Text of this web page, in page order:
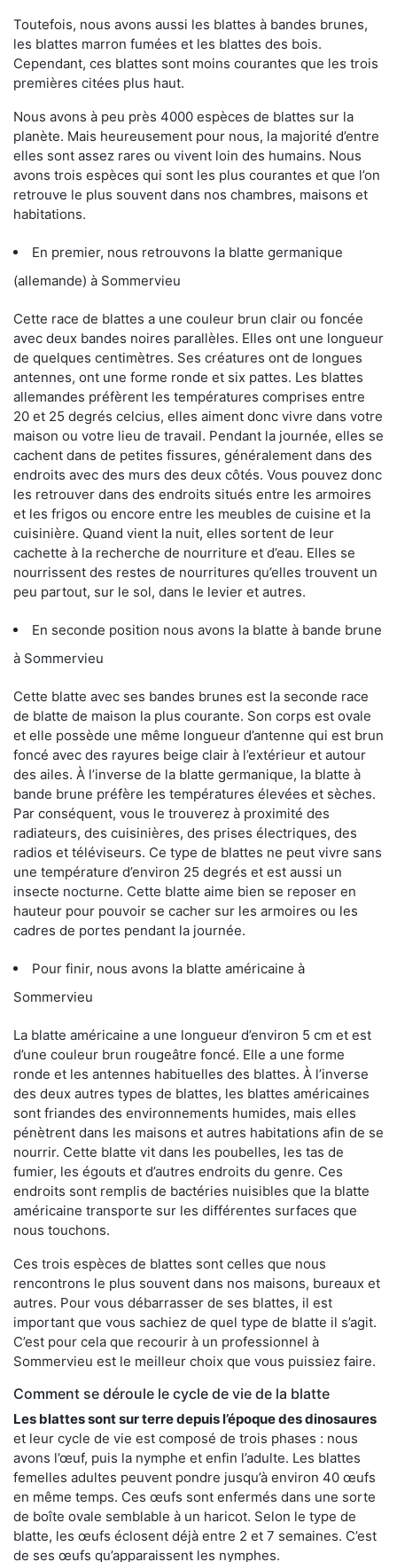
Toutefois, nous avons aussi les blattes à bandes brunes,
les blattes marron fumées et les blattes des bois.
Cependant, ces blattes sont moins courantes que les trois
premières citées plus haut.
Nous avons à peu près 4000 espèces de blattes sur la
planète. Mais heureusement pour nous, la majorité d’entre
elles sont assez rares ou vivent loin des humains. Nous
avons trois espèces qui sont les plus courantes et que l’on
retrouve le plus souvent dans nos chambres, maisons et
habitations.
En premier, nous retrouvons la blatte germanique
(allemande) à Sommervieu
Cette race de blattes a une couleur brun clair ou foncée
avec deux bandes noires parallèles. Elles ont une longueur
de quelques centimètres. Ses créatures ont de longues
antennes, ont une forme ronde et six pattes. Les blattes
allemandes préfèrent les températures comprises entre
20 et 25 degrés celcius, elles aiment donc vivre dans votre
maison ou votre lieu de travail. Pendant la journée, elles se
cachent dans de petites fissures, généralement dans des
endroits avec des murs des deux côtés. Vous pouvez donc
les retrouver dans des endroits situés entre les armoires
et les frigos ou encore entre les meubles de cuisine et la
cuisinière. Quand vient la nuit, elles sortent de leur
cachette à la recherche de nourriture et d’eau. Elles se
nourrissent des restes de nourritures qu’elles trouvent un
peu partout, sur le sol, dans le levier et autres.
En seconde position nous avons la blatte à bande brune
à Sommervieu
Cette blatte avec ses bandes brunes est la seconde race
de blatte de maison la plus courante. Son corps est ovale
et elle possède une même longueur d’antenne qui est brun
foncé avec des rayures beige clair à l’extérieur et autour
des ailes. À l’inverse de la blatte germanique, la blatte à
bande brune préfère les températures élevées et sèches.
Par conséquent, vous le trouverez à proximité des
radiateurs, des cuisinières, des prises électriques, des
radios et téléviseurs. Ce type de blattes ne peut vivre sans
une température d’environ 25 degrés et est aussi un
insecte nocturne. Cette blatte aime bien se reposer en
hauteur pour pouvoir se cacher sur les armoires ou les
cadres de portes pendant la journée.
Pour finir, nous avons la blatte américaine à
Sommervieu
La blatte américaine a une longueur d’environ 5 cm et est
d’une couleur brun rougeâtre foncé. Elle a une forme
ronde et les antennes habituelles des blattes. À l’inverse
des deux autres types de blattes, les blattes américaines
sont friandes des environnements humides, mais elles
pénètrent dans les maisons et autres habitations afin de se
nourrir. Cette blatte vit dans les poubelles, les tas de
fumier, les égouts et d’autres endroits du genre. Ces
endroits sont remplis de bactéries nuisibles que la blatte
américaine transporte sur les différentes surfaces que
nous touchons.
Ces trois espèces de blattes sont celles que nous
rencontrons le plus souvent dans nos maisons, bureaux et
autres. Pour vous débarrasser de ses blattes, il est
important que vous sachiez de quel type de blatte il s’agit.
C’est pour cela que recourir à un professionnel à
Sommervieu est le meilleur choix que vous puissiez faire.
Comment se déroule le cycle de vie de la blatte
Les blattes sont sur terre depuis l’époque des dinosaures
et leur cycle de vie est composé de trois phases : nous
avons l’œuf, puis la nymphe et enfin l’adulte. Les blattes
femelles adultes peuvent pondre jusqu’à environ 40 œufs
en même temps. Ces œufs sont enfermés dans une sorte
de boîte ovale semblable à un haricot. Selon le type de
blatte, les œufs éclosent déjà entre 2 et 7 semaines. C’est
de ses œufs qu’apparaissent les nymphes.